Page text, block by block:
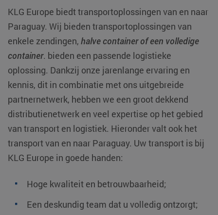
KLG Europe biedt transportoplossingen van en naar
Paraguay. Wij bieden transportoplossingen van
enkele zendingen, halve container of een volledige
container. bieden een passende logistieke
oplossing. Dankzij onze jarenlange ervaring en
kennis, dit in combinatie met ons uitgebreide
partnernetwerk, hebben we een groot dekkend
distributienetwerk en veel expertise op het gebied
van transport en logistiek. Hieronder valt ook het
transport van en naar Paraguay. Uw transport is bij
KLG Europe in goede handen:
Hoge kwaliteit en betrouwbaarheid;
Een deskundig team dat u volledig ontzorgt;